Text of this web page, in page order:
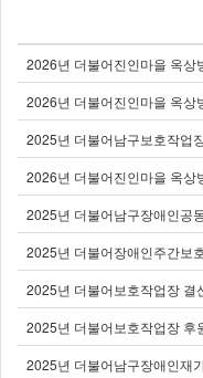
2026년 더불어진인마을 옥상
2026년 더불어진인마을 옥상
2025년 더불어남구보호작업
2026년 더불어진인마을 옥상
2025년 더불어남구장애인공
2025년 더불어장애인주간보
2025년 더불어보호작업장 결
2025년 더불어보호작업장 후
2025년 더불어남구장애인재